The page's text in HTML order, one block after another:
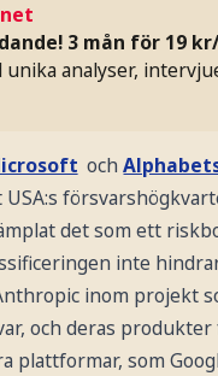
3 mån för 19
unika analyser,
och
det som ett
inte
inom projekt
och deras
plattformar, som